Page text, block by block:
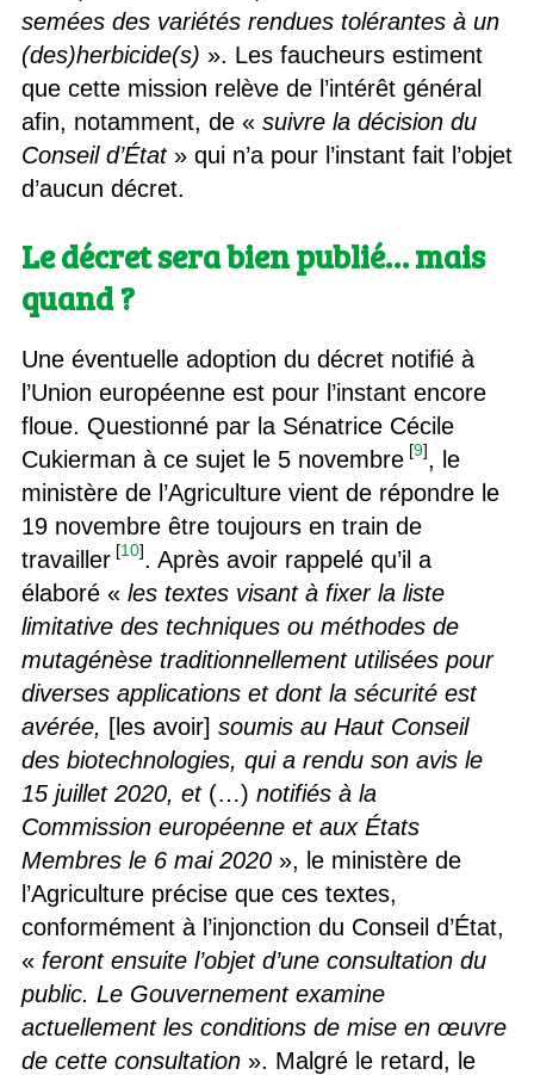
semées des variétés rendues tolérantes à un
(des)herbicide(s) ». Les faucheurs estiment
que cette mission relève de l’intérêt général
afin, notamment, de « suivre la décision du
Conseil d’État» qui n’a pour l’instant fait l’objet
d’aucun décret.
Le décret sera bien publié… mais
quand ?
Une éventuelle adoption du décret notifié à
l’Union européenne est pour l’instant encore
floue. Questionné par la Sénatrice Cécile
Cukierman à ce sujet le 5 novembre [9], le
ministère de l’Agriculture vient de répondre le
19 novembre être toujours en train de
travailler [10]. Après avoir rappelé qu’il a
élaboré « les textes visant à fixer la liste
limitative des techniques ou méthodes de
mutagénèse traditionnellement utilisées pour
diverses applications et dont la sécurité est
avérée, [les avoir] soumis au Haut Conseil
des biotechnologies, qui a rendu son avis le
15 juillet 2020, et(…) notifiés à la
Commission européenne et aux États
Membres le 6 mai 2020», le ministère de
l’Agriculture précise que ces textes,
conformément à l’injonction du Conseil d’État,
« feront ensuite l’objet d’une consultation du
public. Le Gouvernement examine
actuellement les conditions de mise en œuvre
de cette consultation». Malgré le retard, le